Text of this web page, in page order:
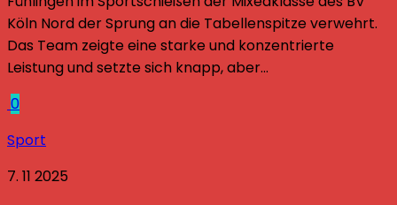
Köln Nord der Sprung an die Tabellenspitze verwehrt.
Das Team zeigte eine starke und konzentrierte
Leistung und setzte sich knapp, aber...
0
Sport
7. 11 2025